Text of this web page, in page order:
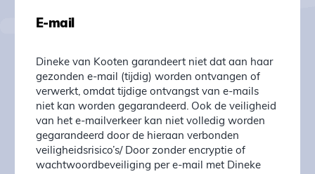
E-mail
Dineke van Kooten garandeert niet dat aan haar
gezonden e-mail (tijdig) worden ontvangen of
verwerkt, omdat tijdige ontvangst van e-mails
niet kan worden gegarandeerd. Ook de veiligheid
van het e-mailverkeer kan niet volledig worden
gegarandeerd door de hieraan verbonden
veiligheidsrisico’s/ Door zonder encryptie of
wachtwoordbeveiliging per e-mail met Dineke